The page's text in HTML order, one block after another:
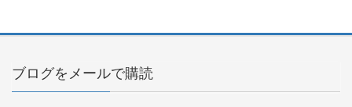
ブログをメールで購読